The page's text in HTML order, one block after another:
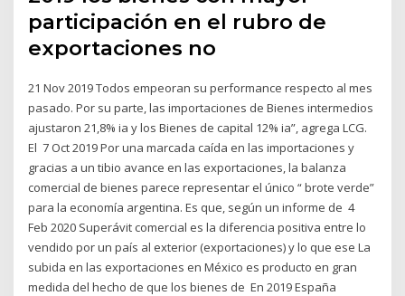
participación en el rubro de
exportaciones no
21 Nov 2019 Todos empeoran su performance respecto al mes
pasado. Por su parte, las importaciones de Bienes intermedios
ajustaron 21,8% ia y los Bienes de capital 12% ia”, agrega LCG.
El 7 Oct 2019 Por una marcada caída en las importaciones y
gracias a un tibio avance en las exportaciones, la balanza
comercial de bienes parece representar el único “ brote verde”
para la economía argentina. Es que, según un informe de 4
Feb 2020 Superávit comercial es la diferencia positiva entre lo
vendido por un país al exterior (exportaciones) y lo que ese La
subida en las exportaciones en México es producto en gran
medida del hecho de que los bienes de En 2019 España